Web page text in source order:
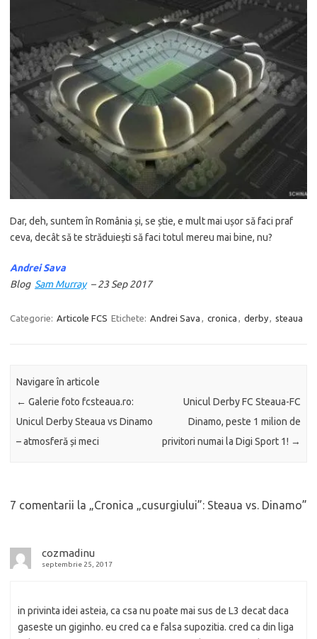
Dar, deh, suntem în România și, se știe, e mult mai ușor să faci praf
ceva, decât să te străduiești să faci totul mereu mai bine, nu?
Andrei Sava
Blog Sam Murray– 23 Sep 2017
Categorie: Articole FCS Etichete: Andrei Sava , cronica , derby, steaua
Navigare în articole
← Galerie foto fcsteaua.ro:
Unicul Derby Steaua vs Dinamo
– atmosferă și meci
Unicul Derby FC Steaua-FC
Dinamo, peste 1 milion de
privitori numai la Digi Sport 1! →
7 comentarii la „Cronica „cusurgiului”: Steaua vs. Dinamo”
cozmadinu
septembrie 25, 2017
in privinta idei asteia, ca csa nu poate mai sus de L3 decat daca
gaseste un giginho. eu cred ca e falsa supozitia. cred ca din liga